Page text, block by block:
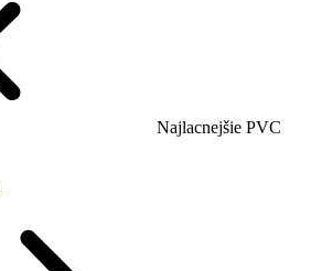
Najlacnejšie PVC